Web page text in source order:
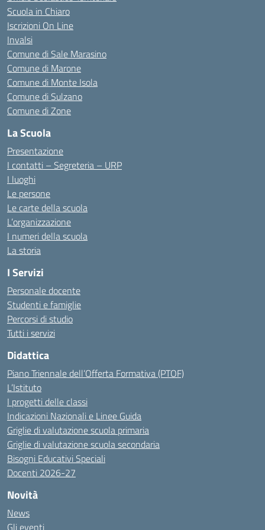
Scuola in Chiaro
Iscrizioni On Line
Invalsi
Comune di Sale Marasino
Comune di Marone
Comune di Monte Isola
Comune di Sulzano
Comune di Zone
La Scuola
Presentazione
I contatti – Segreteria – URP
I luoghi
Le persone
Le carte della scuola
L’organizzazione
I numeri della scuola
La storia
I Servizi
Personale docente
Studenti e famiglie
Percorsi di studio
Tutti i servizi
Didattica
Piano Triennale dell’Offerta Formativa (PTOF)
L’Istituto
I progetti delle classi
Indicazioni Nazionali e Linee Guida
Griglie di valutazione scuola primaria
Griglie di valutazione scuola secondaria
Bisogni Educativi Speciali
Docenti 2026-27
Novità
News
Gli eventi